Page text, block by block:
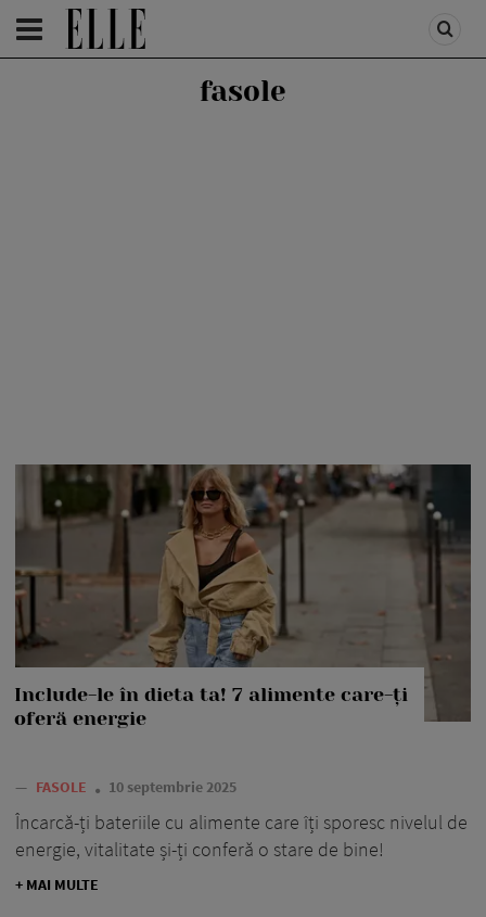
HOMEPAGE /HEALTH & DIET
fasole
Include-le în dieta ta! 7 alimente care-ți
oferă energie
— FASOLE 10 septembrie 2025
Încarcă-ți bateriile cu alimente care îți sporesc nivelul de
energie, vitalitate și-ți conferă o stare de bine!
+ MAI MULTE